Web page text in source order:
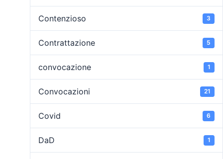
Contenzioso 3
Contrattazione 5
convocazione 1
Convocazioni 21
Covid 6
DaD 1